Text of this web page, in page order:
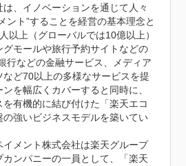
、イノベーションを通じて人々
ント”することを経営の基本理念と
以上（グローバルでは10億以上）
モールや旅行予約サイトなどの
行などの金融サービス、メディア
ど70以上の多様なサービスを提
を幅広くカバーすると同時に、
有機的に結び付けた「楽天エコ
強いビジネスモデルを築いてい
イメント株式会社は楽天グループ
ンパニーの一員として、「楽天